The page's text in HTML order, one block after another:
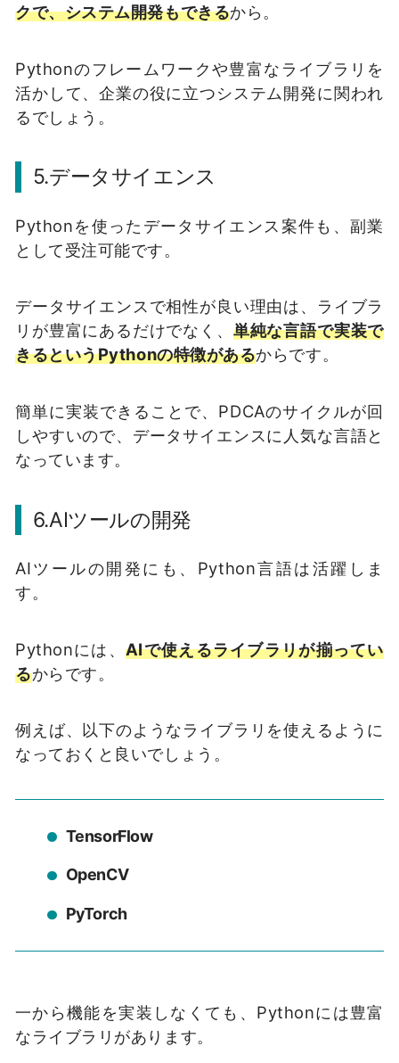
クで、システム開発もできるから。
Pythonのフレームワークや豊富なライブラリを
活かして、企業の役に立つシステム開発に関われ
るでしょう。
5.データサイエンス
Pythonを使ったデータサイエンス案件も、副業
として受注可能です。
データサイエンスで相性が良い理由は、ライブラ
リが豊富にあるだけでなく、 単純な言語で実装で
きるというPythonの特徴があるからです。
簡単に実装できることで、PDCAのサイクルが回
しやすいので、データサイエンスに人気な言語と
なっています。
6.AIツールの開発
AIツールの開発にも、Python言語は活躍しま
す。
Pythonには、 AIで使えるライブラリが揃ってい
るからです。
例えば、以下のようなライブラリを使えるように
なっておくと良いでしょう。
TensorFlow
OpenCV
PyTorch
一から機能を実装しなくても、Pythonには豊富
なライブラリがあります。